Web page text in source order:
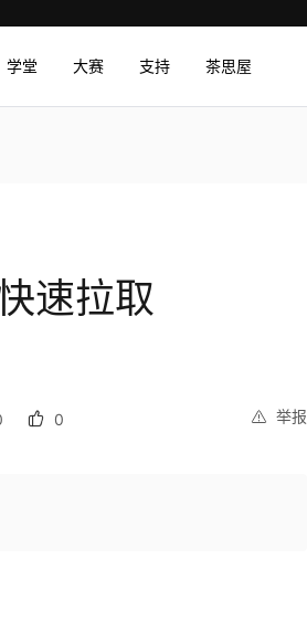
学堂 大赛 支持 茶思屋
速拉取
举报
0